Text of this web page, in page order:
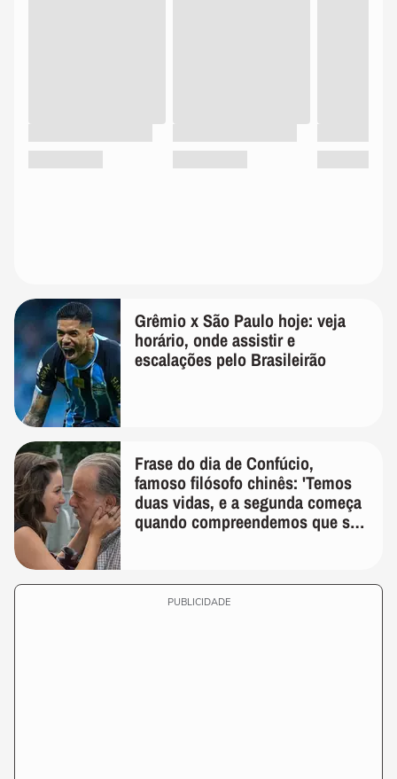
Grêmio x São Paulo hoje: veja
horário, onde assistir e
escalações pelo Brasileirão
Frase do dia de Confúcio,
famoso filósofo chinês: 'Temos
duas vidas, e a segunda começa
quando compreendemos que só
PUBLICIDADE